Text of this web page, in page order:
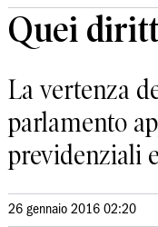
Quei
La vertenza
parlamento
previdenziali
26 gennaio 2016 02:20